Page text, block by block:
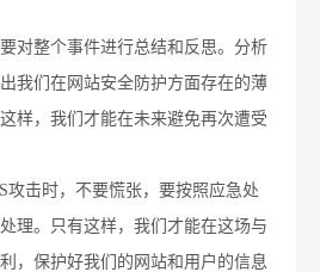
对整个事件进行总结和反思。分析
我们在网站安全防护方面存在的薄
样，我们才能在未来避免再次遭受
攻击时，不要慌张，要按照应急处
理。只有这样，我们才能在这场与
，保护好我们的网站和用户的信息